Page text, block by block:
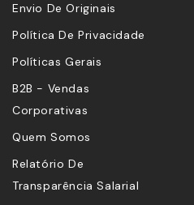
Envio De Originais
Política De Privacidade
Políticas Gerais
B2B - Vendas
Corporativas
Quem Somos
Relatório De
Transparência Salarial